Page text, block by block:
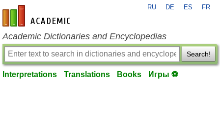
en-academic.com
RU DE ES FR
Academic Dictionaries and Encyclopedias
Search!
Interpretations Translations Books Игры ⚽